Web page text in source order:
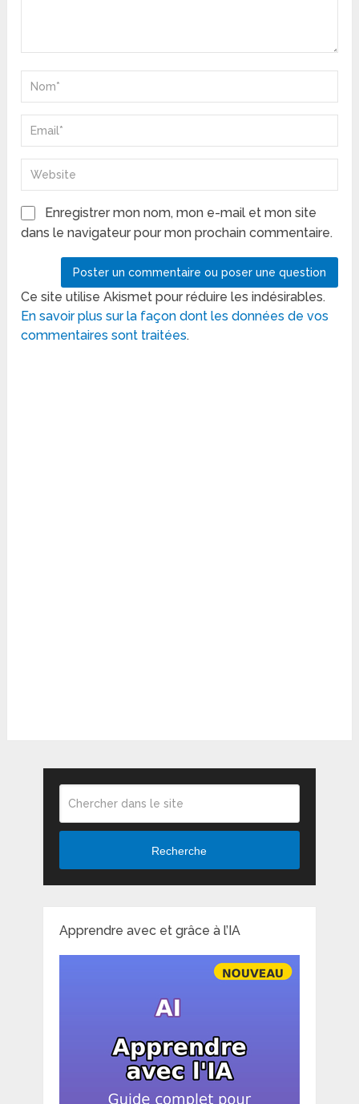
Enregistrer mon nom, mon e-mail et mon site
dans le navigateur pour mon prochain commentaire.
Ce site utilise Akismet pour réduire les indésirables.
En savoir plus sur la façon dont les données de vos
commentaires sont traitées.
Recherche
Apprendre avec et grâce à l’IA